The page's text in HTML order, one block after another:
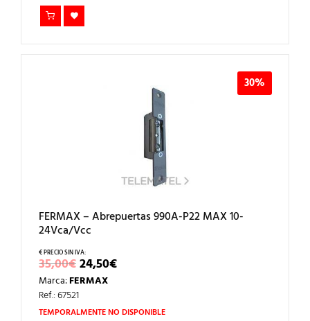
30%
FERMAX – Abrepuertas 990A-P22 MAX 10-
24Vca/Vcc
35,00€EL
PRECIO
ORIGINAL
35,00€.
24,50€EL
PRECIO
24,50€.
Marca:FERMAX
Ref.: 67521
TEMPORALMENTE NO DISPONIBLE